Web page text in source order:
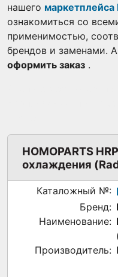
нашего
ознакомиться со
применимостью,
брендов и заменами.
оформить заказ .
HOMOPARTS
охлаждения
Каталожный №:
Бренд:
Наименование:
Производитель: